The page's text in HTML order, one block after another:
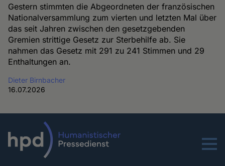
Gestern stimmten die Abgeordneten der französischen
Nationalversammlung zum vierten und letzten Mal über
das seit Jahren zwischen den gesetzgebenden
Gremien strittige Gesetz zur Sterbehilfe ab. Sie
nahmen das Gesetz mit 291 zu 241 Stimmen und 29
Enthaltungen an.
Dieter Birnbacher
16.07.2026
Menu